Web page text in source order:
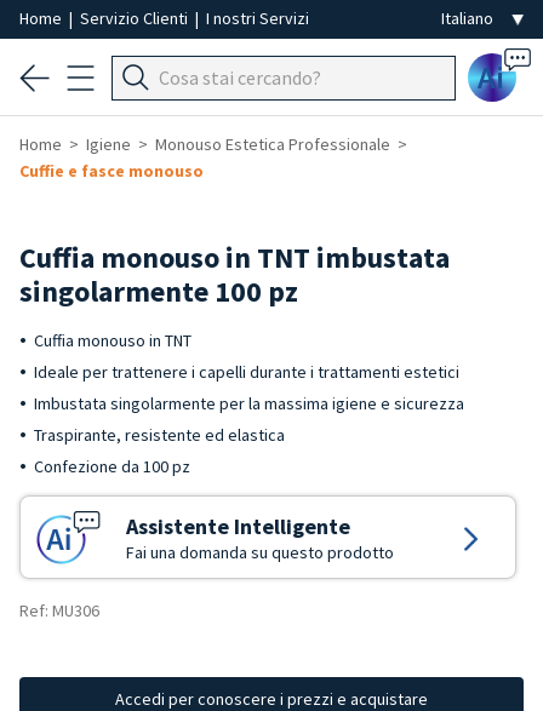
Home | Servizio Clienti | I nostri Servizi
Ai
Home Igiene
Monouso Estetica Professionale
Cuffie e fasce monouso
Cuffia monouso in TNT imbustata
singolarmente 100 pz
Cuffia monouso in TNT
Ideale per trattenere i capelli durante i trattamenti estetici
Imbustata singolarmente per la massima igiene e sicurezza
Traspirante, resistente ed elastica
Confezione da 100 pz
Assistente Intelligente
Fai una domanda su questo prodotto
Ref: MU306
Accedi per conoscere i prezzi e acquistare